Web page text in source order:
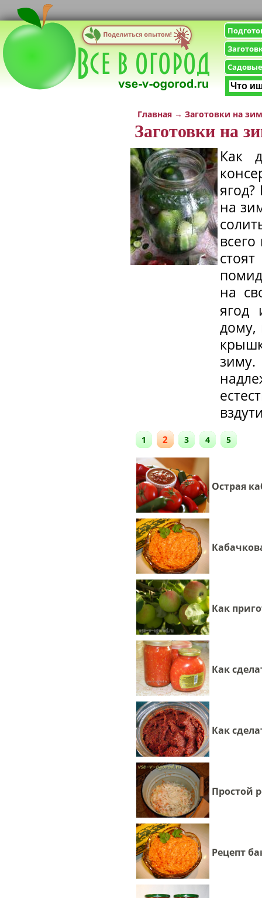
Главная → Заготовки на
Заготовки на
Как
на
на
ягод
дому,
зиму.
1 2 3 4 5
Острая
Как
Как
Как
Простой
Рецепт